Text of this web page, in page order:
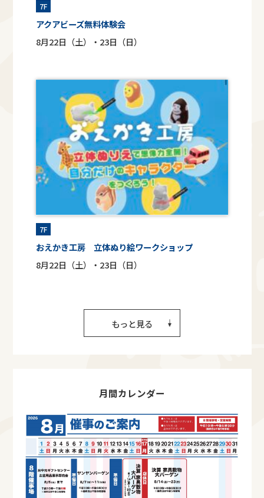
7F
アクアビーズ無料体験会
8月22日（土）・23日（日）
7F
おえかき工房 立体ぬり絵ワークショップ
8月22日（土）・23日（日）
もっと見る
月間カレンダー